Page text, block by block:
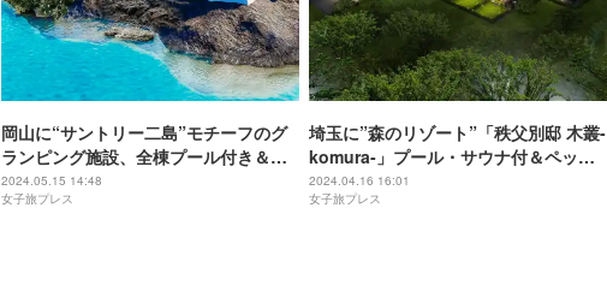
岡山に“サントリー二島”モチーフのグ
ランピング施設、全棟プール付き＆海
に囲まれた楽園で非日常ステイ
2024.05.15 14:48
女子旅プレス
埼玉に”森のリゾート”「秩父別邸 木叢-
komura-」プール・サウナ付＆ペット
可の全8部屋
2024.04.16 16:01
女子旅プレス